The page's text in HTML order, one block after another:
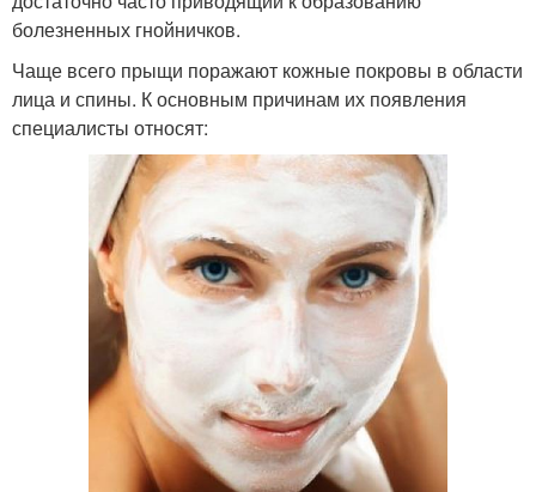
болезненных гнойничков.
Чаще всего прыщи поражают кожные покровы в области
лица и спины. К основным причинам их появления
специалисты относят: